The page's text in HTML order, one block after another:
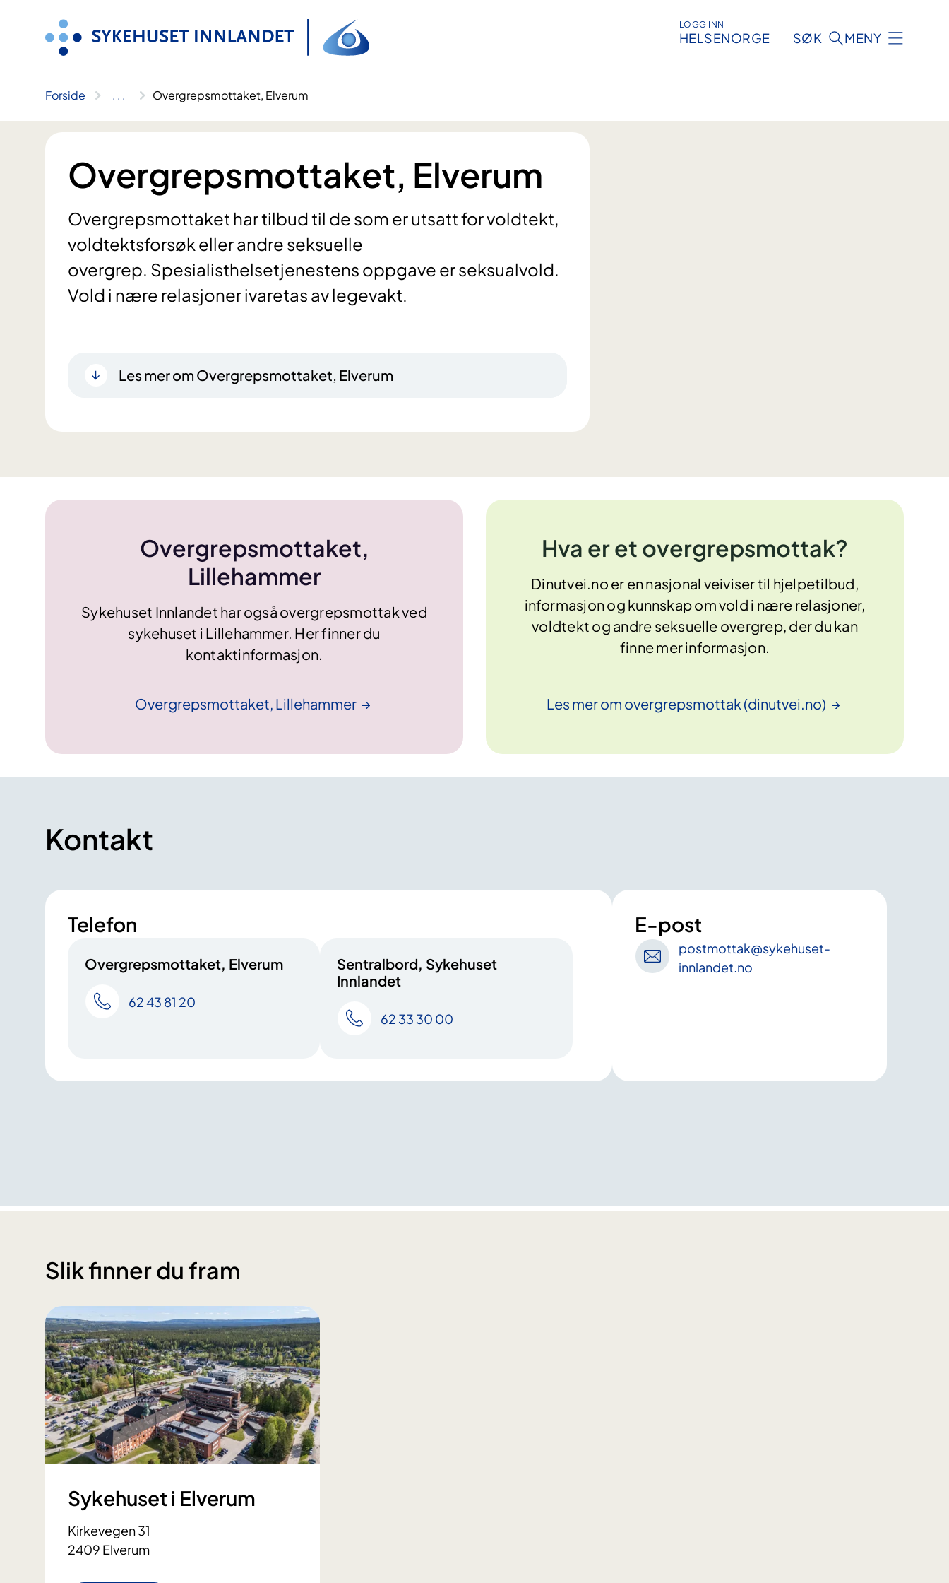
LOGG INN
HELSENORGE SØK MENY
Forside .. . Overgrepsmottaket, Elverum
Overgrepsmottaket, Elverum
Overgrepsmottaket har tilbud til de som er utsatt for voldtekt,
voldtektsforsøk eller andre seksuelle
overgrep. Spesialisthelsetjenestens oppgave er seksualvold.
Vold i nære relasjoner ivaretas av legevakt.
Les mer om Overgrepsmottaket, Elverum
Overgrepsmottaket,
Lillehammer
Sykehuset Innlandet har også overgrepsmottak ved
sykehuset i Lillehammer. Her finner du
kontaktinformasjon.
Overgrepsmottaket, Lillehammer
Hva er et overgrepsmottak?
Dinutvei.no er en nasjonal veiviser til hjelpetilbud,
informasjon og kunnskap om vold i nære relasjoner,
voldtekt og andre seksuelle overgrep, der du kan
finne mer informasjon.
Les mer om overgrepsmottak (dinutvei.no)
Kontakt
Telefon
Overgrepsmottaket, Elverum
62 43 81 20
Sentralbord, Sykehuset
Innlandet
62 33 30 00
E-post
postmottak@sykehuset-
innlandet.no
Slik finner du fram
Sykehuset i Elverum
Kirkevegen 31
2409 Elverum